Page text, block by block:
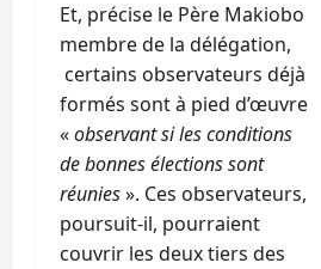
Et, précise le Père Makiobo
membre de la délégation,
certains observateurs déjà
formés sont à pied d’œuvre
«observant si les conditions
de bonnes élections sont
réunies». Ces observateurs,
poursuit-il, pourraient
couvrir les deux tiers des